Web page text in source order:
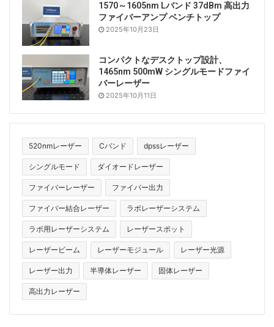
1570～1605nm Lバンド 37dBm 高出力
ファイバーアンプ ベンチトップ
2025年10月23日
コンパクトなデスクトップ設計、
1465nm 500mW シングルモードファイ
バーレーザー
2025年10月11日
520nmレーザー Cバンド dpssレーザー
シングルモード ダイオードレーザー
ファイバーレーザー ファイバー出力
ファイバー結合レーザー ラボレーザーシステム
ラボ用レーザーシステム レーザースポット
レーザービーム レーザーモジュール レーザー光源
レーザー出力 半導体レーザー 固体レーザー
高出力レーザー